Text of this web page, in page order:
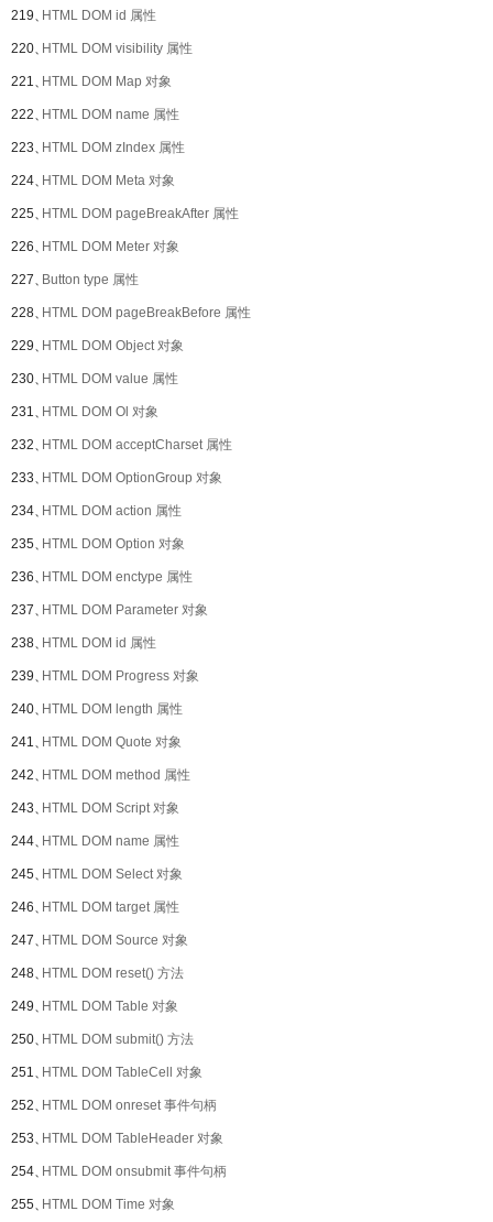
219、HTML DOM id 属性
220、HTML DOM visibility 属性
221、HTML DOM Map 对象
222、HTML DOM name 属性
223、HTML DOM zIndex 属性
224、HTML DOM Meta 对象
225、HTML DOM pageBreakAfter 属性
226、HTML DOM Meter 对象
227、Button type 属性
228、HTML DOM pageBreakBefore 属性
229、HTML DOM Object 对象
230、HTML DOM value 属性
231、HTML DOM Ol 对象
232、HTML DOM acceptCharset 属性
233、HTML DOM OptionGroup 对象
234、HTML DOM action 属性
235、HTML DOM Option 对象
236、HTML DOM enctype 属性
237、HTML DOM Parameter 对象
238、HTML DOM id 属性
239、HTML DOM Progress 对象
240、HTML DOM length 属性
241、HTML DOM Quote 对象
242、HTML DOM method 属性
243、HTML DOM Script 对象
244、HTML DOM name 属性
245、HTML DOM Select 对象
246、HTML DOM target 属性
247、HTML DOM Source 对象
248、HTML DOM reset() 方法
249、HTML DOM Table 对象
250、HTML DOM submit() 方法
251、HTML DOM TableCell 对象
252、HTML DOM onreset 事件句柄
253、HTML DOM TableHeader 对象
254、HTML DOM onsubmit 事件句柄
255、HTML DOM Time 对象